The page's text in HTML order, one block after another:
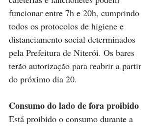
funcionar entre 7h e 20h, cumprindo
todos os protocolos de higiene e
distanciamento social determinados
pela Prefeitura de Niterói. Os bares
terão autorização para reabrir a partir
do próximo dia 20.
Consumo do lado de fora proibido
Está proibido o consumo durante a